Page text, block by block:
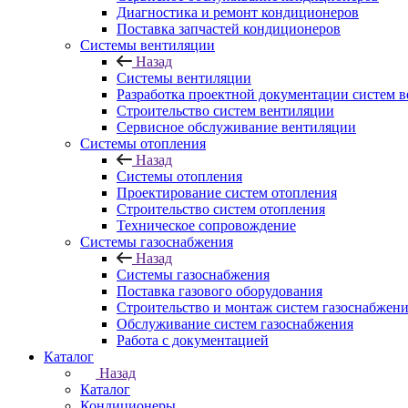
Диагностика и ремонт кондиционеров
Поставка запчастей кондиционеров
Системы вентиляции
Назад
Системы вентиляции
Разработка проектной документации систем
Строительство систем вентиляции
Сервисное обслуживание вентиляции
Системы отопления
Назад
Системы отопления
Проектирование систем отопления
Строительство систем отопления
Техническое сопровождение
Системы газоснабжения
Назад
Системы газоснабжения
Поставка газового оборудования
Строительство и монтаж систем
Обслуживание систем газоснабжения
Работа с документацией
Каталог
Назад
Каталог